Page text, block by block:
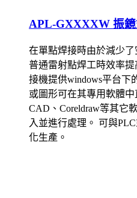
APL-GXXXXW 振
在單點焊接時由於減少
普通雷射點焊工時效率
接機提供windows平台下
或圖形可在其專用軟體
CAD、Coreldraw等其它
入並進行處理。 可與
化生產。